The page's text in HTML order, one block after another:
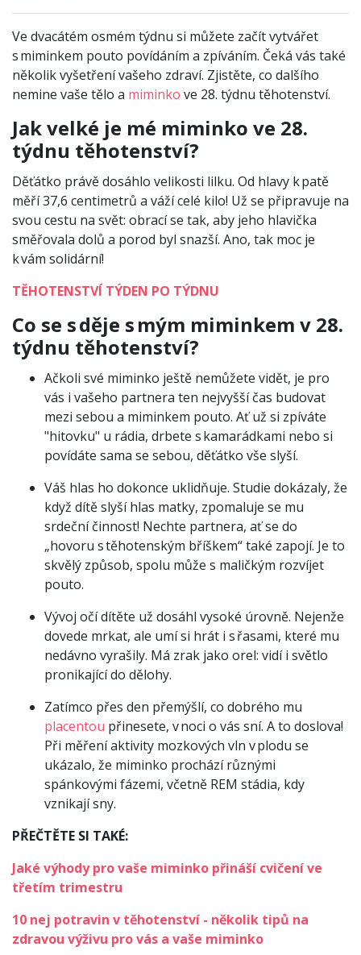
Ve dvacátém osmém týdnu si můžete začít vytvářet
s miminkem pouto povídáním a zpíváním. Čeká vás také
několik vyšetření vašeho zdraví. Zjistěte, co dalšího
nemine vaše tělo a miminko ve 28. týdnu těhotenství.
Jak velké je mé miminko ve 28.
týdnu těhotenství?
Děťátko právě dosáhlo velikosti lilku. Od hlavy k patě
měří 37,6 centimetrů a váží celé kilo! Už se připravuje na
svou cestu na svět: obrací se tak, aby jeho hlavička
směřovala dolů a porod byl snazší. Ano, tak moc je
k vám solidární!
TĚHOTENSTVÍ TÝDEN PO TÝDNU
Co se s děje s mým miminkem v 28.
týdnu těhotenství?
Ačkoli své miminko ještě nemůžete vidět, je pro
vás i vašeho partnera ten nejvyšší čas budovat
mezi sebou a miminkem pouto. Ať už si zpíváte
"hitovku" u rádia, drbete s kamarádkami nebo si
povídáte sama se sebou, děťátko vše slyší.
Váš hlas ho dokonce uklidňuje. Studie dokázaly, že
když dítě slyší hlas matky, zpomaluje se mu
srdeční činnost! Nechte partnera, ať se do
„hovoru s těhotenským bříškem“ také zapojí. Je to
skvělý způsob, spolu může s maličkým rozvíjet
pouto.
Vývoj očí dítěte už dosáhl vysoké úrovně. Nejenže
dovede mrkat, ale umí si hrát i s řasami, které mu
nedávno vyrašily. Má zrak jako orel: vidí i světlo
pronikající do dělohy.
Zatímco přes den přemýšlí, co dobrého mu
placentou přinesete, v noci o vás sní. A to doslova!
Při měření aktivity mozkových vln v plodu se
ukázalo, že miminko prochází různými
spánkovými fázemi, včetně REM stádia, kdy
vznikají sny.
PŘEČTĚTE SI TAKÉ:
Jaké výhody pro vaše miminko přináší cvičení ve
třetím trimestru
10 nej potravin v těhotenství - několik tipů na
zdravou výživu pro vás a vaše miminko